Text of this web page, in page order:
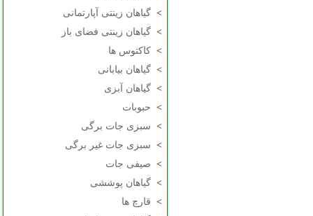
> گیاهان زینتی آپارتمانی
> گیاهان زینتی فضای باز
> کاکتوس ها
> گیاهان بیابانی
> گیاهان آبزی
> حبوبات
> سبزی جات برگی
> سبزی جات غیر برگی
> صیفی جات
> گیاهان پوششی
> قارچ ها